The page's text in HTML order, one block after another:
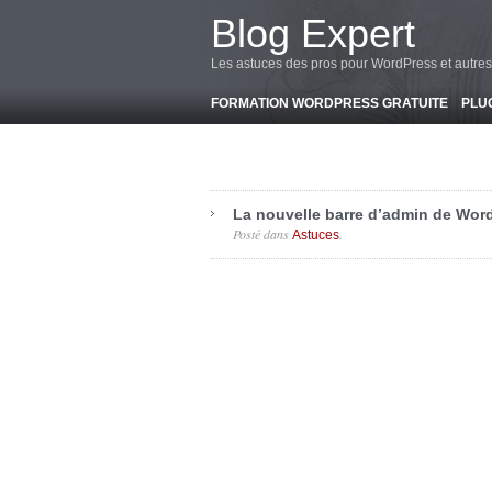
Blog Expert
Les astuces des pros pour WordPress et
FORMATION WORDPRESS GRATUITE
La nouvelle barre d’admin de
Posté dans Astuces